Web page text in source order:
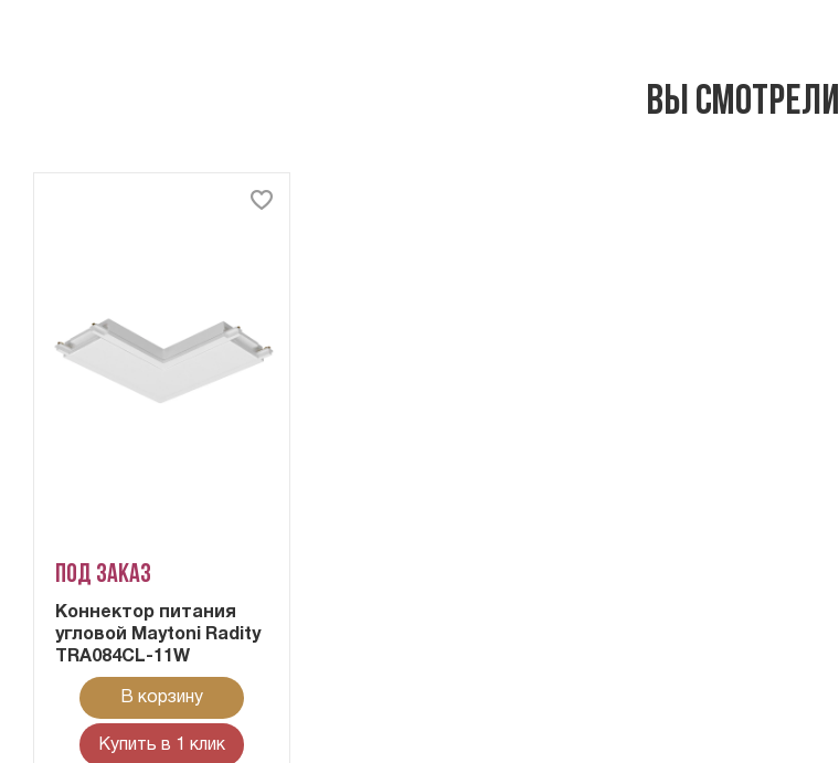
Вы смотрели
Под заказ
Коннектор питания
угловой Maytoni Radity
TRA084CL-11W
В корзину
Купить в 1 клик